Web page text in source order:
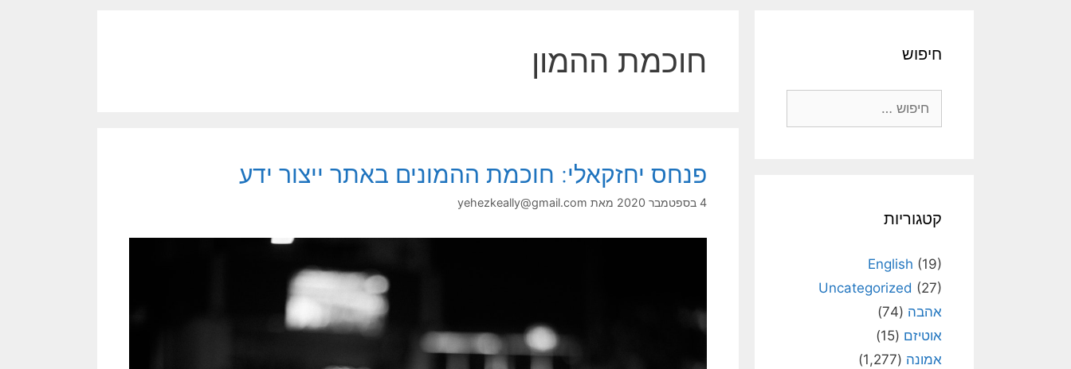
חוכמת ההמון
פנחס יחזקאלי: חוכמת ההמונים באתר ייצור ידע
4 בספטמבר 2020 מאת yehezkeally@gmail.com
חיפוש
קטגוריות
English (19)
Uncategorized (27)
אהבה (74)
אוטיזם (15)
אמונה (1,277)